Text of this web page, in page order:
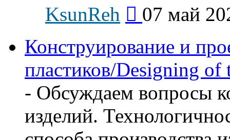
KsunReh
последнему
07 май
Конструирование и
пластиков/Designing of
- Обсуждаем вопросы
изделий.